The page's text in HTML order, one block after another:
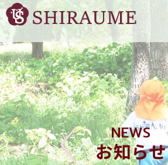
NEWS
お知らせ